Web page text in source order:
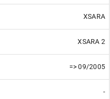
XSARA
XSARA 2
=> 09/2005
-